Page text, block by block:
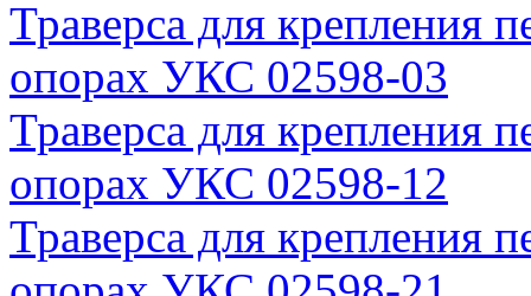
Траверса для крепления
опорах УКС 02598-03
Траверса для крепления
опорах УКС 02598-12
Траверса для крепления